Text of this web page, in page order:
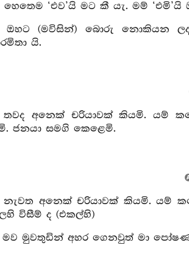
හෙතෙම ‘එව’යි මට කී යැ. මම්
ඔහට (මවිසින්) බොරු නොකියන
යි.
තවද අනෙක් චරියාවක් කියමි. යම්
ජනයා සමගි කෙළෙමි.
නැවත අනෙක් චරියාවක් කියමි. යම්
විසීම් ද (එකල්හි)
මව මුවතුඩින් අහර ගෙනවුත් මා